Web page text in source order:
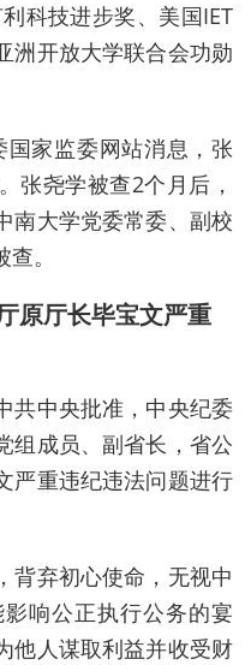
科技进步奖、美国IET
洲开放大学联合会功勋
家监委网站消息，张
张尧学被查2个月后，
南大学党委常委、副校
。
原厅长毕宝文严重
共中央批准，中央纪委
组成员、副省长，省公
严重违纪违法问题进行
背弃初心使命，无视中
响公正执行公务的宴
他人谋取利益并收受财